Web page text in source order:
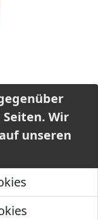
Wir
unseren